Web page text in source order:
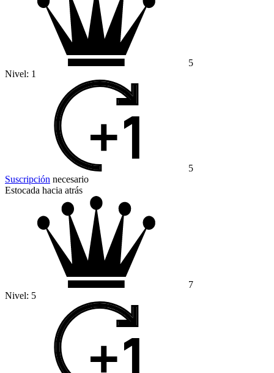
5
Nivel: 1
5
Suscripción necesario
Estocada hacia atrás
7
Nivel: 5